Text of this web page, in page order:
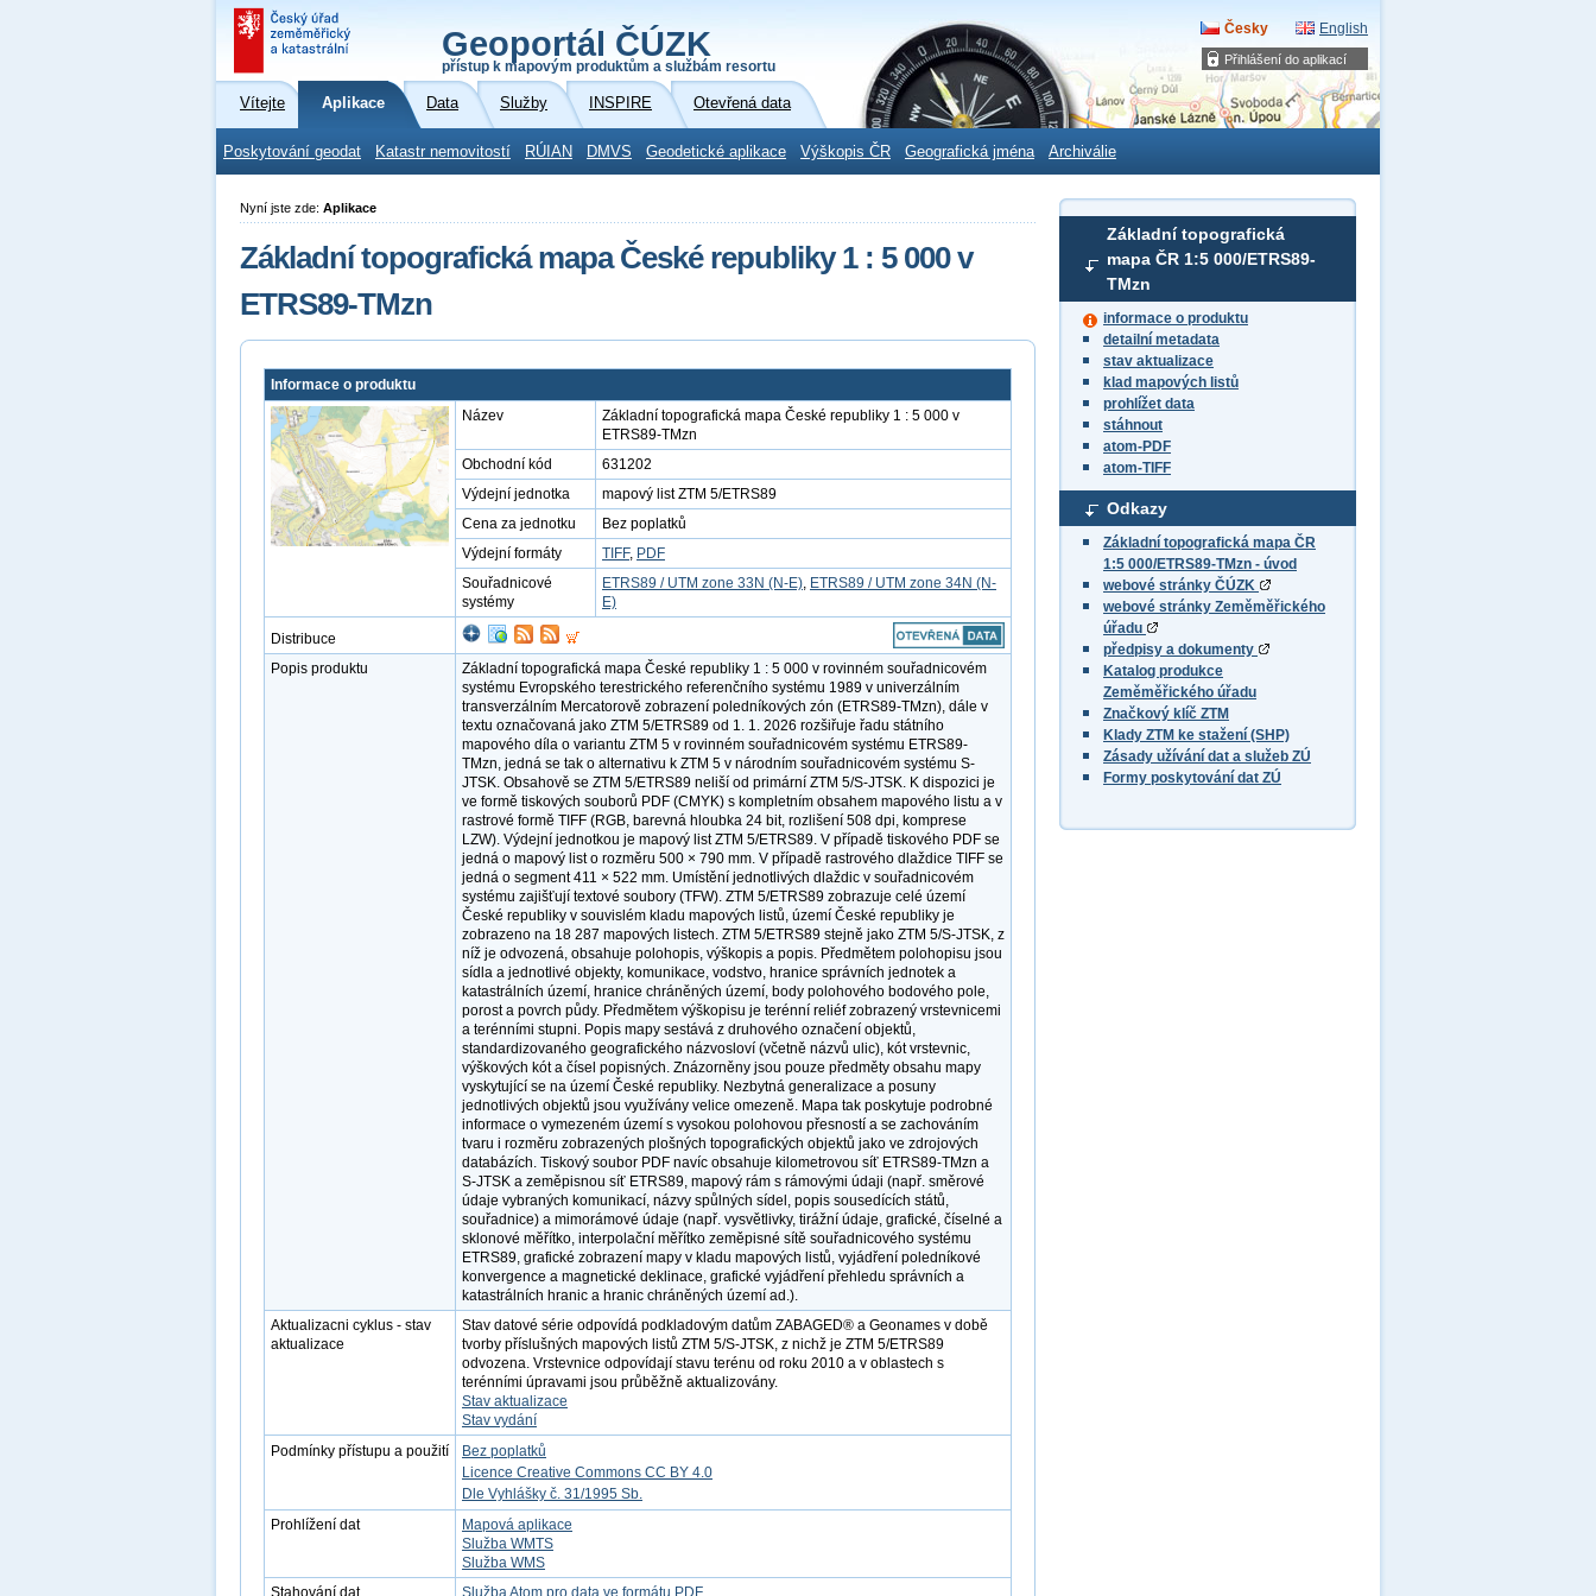
Přihlášení do aplikací
Geoportál ČÚZK
přístup k mapovým produktům a službám resortu
Česky English
Vítejte Aplikace Data Služby INSPIRE Otevřená data
Poskytování geodat Katastr nemovitostí RÚIAN DMVS Geodetické aplikace Výškopis ČR Geografická jména Archiválie
Základní topografická
mapa ČR 1:5 000/ETRS89-
TMzn
informace o produktu
detailní metadata
stav aktualizace
klad mapových listů
prohlížet data
stáhnout
atom-PDF
atom-TIFF
Odkazy
Základní topografická mapa ČR
1:5 000/ETRS89-TMzn - úvod
webové stránky ČÚZK
webové stránky Zeměměřického
úřadu
předpisy a dokumenty
Katalog produkce
Zeměměřického úřadu
Značkový klíč ZTM
Klady ZTM ke stažení (SHP)
Zásady užívání dat a služeb ZÚ
Formy poskytování dat ZÚ
Nyní jste zde: Aplikace
Základní topografická mapa České republiky 1 : 5 000 v
ETRS89-TMzn
Informace o produktu
Název
Základní topografická mapa České republiky 1 : 5 000 v
ETRS89-TMzn
Obchodní kód
631202
Výdejní jednotka
mapový list ZTM 5/ETRS89
Cena za jednotku
Bez poplatků
Výdejní formáty
TIFF, PDF
Souřadnicové
systémy
ETRS89 / UTM zone 33N (N-E), ETRS89 / UTM zone 34N (N-
E)
Distribuce
Popis produktu
Základní topografická mapa České republiky 1 : 5 000 v rovinném souřadnicovém
systému Evropského terestrického referenčního systému 1989 v univerzálním
transverzálním Mercatorově zobrazení poledníkových zón (ETRS89-TMzn), dále v
textu označovaná jako ZTM 5/ETRS89 od 1. 1. 2026 rozšiřuje řadu státního
mapového díla o variantu ZTM 5 v rovinném souřadnicovém systému ETRS89-
TMzn, jedná se tak o alternativu k ZTM 5 v národním souřadnicovém systému S-
JTSK. Obsahově se ZTM 5/ETRS89 neliší od primární ZTM 5/S-JTSK. K dispozici je
ve formě tiskových souborů PDF (CMYK) s kompletním obsahem mapového listu a v
rastrové formě TIFF (RGB, barevná hloubka 24 bit, rozlišení 508 dpi, komprese
LZW). Výdejní jednotkou je mapový list ZTM 5/ETRS89. V případě tiskového PDF se
jedná o mapový list o rozměru 500 × 790 mm. V případě rastrového dlaždice TIFF se
jedná o segment 411 × 522 mm. Umístění jednotlivých dlaždic v souřadnicovém
systému zajišťují textové soubory (TFW). ZTM 5/ETRS89 zobrazuje celé území
České republiky v souvislém kladu mapových listů, území České republiky je
zobrazeno na 18 287 mapových listech. ZTM 5/ETRS89 stejně jako ZTM 5/S-JTSK, z
níž je odvozená, obsahuje polohopis, výškopis a popis. Předmětem polohopisu jsou
sídla a jednotlivé objekty, komunikace, vodstvo, hranice správních jednotek a
katastrálních území, hranice chráněných území, body polohového bodového pole,
porost a povrch půdy. Předmětem výškopisu je terénní reliéf zobrazený vrstevnicemi
a terénními stupni. Popis mapy sestává z druhového označení objektů,
standardizovaného geografického názvosloví (včetně názvů ulic), kót vrstevnic,
výškových kót a čísel popisných. Znázorněny jsou pouze předměty obsahu mapy
vyskytující se na území České republiky. Nezbytná generalizace a posuny
jednotlivých objektů jsou využívány velice omezeně. Mapa tak poskytuje podrobné
informace o vymezeném území s vysokou polohovou přesností a se zachováním
tvaru i rozměru zobrazených plošných topografických objektů jako ve zdrojových
databázích. Tiskový soubor PDF navíc obsahuje kilometrovou síť ETRS89-TMzn a
S-JTSK a zeměpisnou síť ETRS89, mapový rám s rámovými údaji (např. směrové
údaje vybraných komunikací, názvy spůlných sídel, popis sousedících států,
souřadnice) a mimorámové údaje (např. vysvětlivky, tirážní údaje, grafické, číselné a
sklonové měřítko, interpolační měřítko zeměpisné sítě souřadnicového systému
ETRS89, grafické zobrazení mapy v kladu mapových listů, vyjádření poledníkové
konvergence a magnetické deklinace, grafické vyjádření přehledu správních a
katastrálních hranic a hranic chráněných území ad.).
Aktualizacni cyklus - stav
aktualizace
Stav datové série odpovídá podkladovým datům ZABAGED® a Geonames v době
tvorby příslušných mapových listů ZTM 5/S-JTSK, z nichž je ZTM 5/ETRS89
odvozena. Vrstevnice odpovídají stavu terénu od roku 2010 a v oblastech s
terénními úpravami jsou průběžně aktualizovány.
Stav aktualizace
Stav vydání
Podmínky přístupu a použití
Bez poplatků
Licence Creative Commons CC BY 4.0
Dle Vyhlášky č. 31/1995 Sb.
Prohlížení dat
Mapová aplikace
Služba WMTS
Služba WMS
Stahování dat
Služba Atom pro data ve formátu PDF